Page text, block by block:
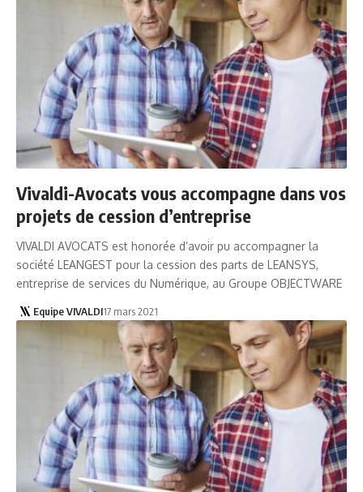
Vivaldi-Avocats vous accompagne dans vos
projets de cession d’entreprise
VIVALDI AVOCATS est honorée d’avoir pu accompagner la
société LEANGEST pour la cession des parts de LEANSYS,
entreprise de services du Numérique, au Groupe OBJECTWARE
Equipe VIVALDI17 mars 2021